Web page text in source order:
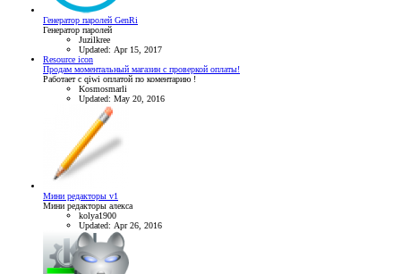
Генератор паролей GenRi
Генератор паролей
Juzilkree
Updated: Apr 15, 2017
Resource icon
Продам моментальный магазин с проверкой оплаты!
Работает с qiwi оплатой по коментарию !
Kosmosmarli
Updated: May 20, 2016
Мини редакторы v1
Мини редакторы алекса
kolya1900
Updated: Apr 26, 2016